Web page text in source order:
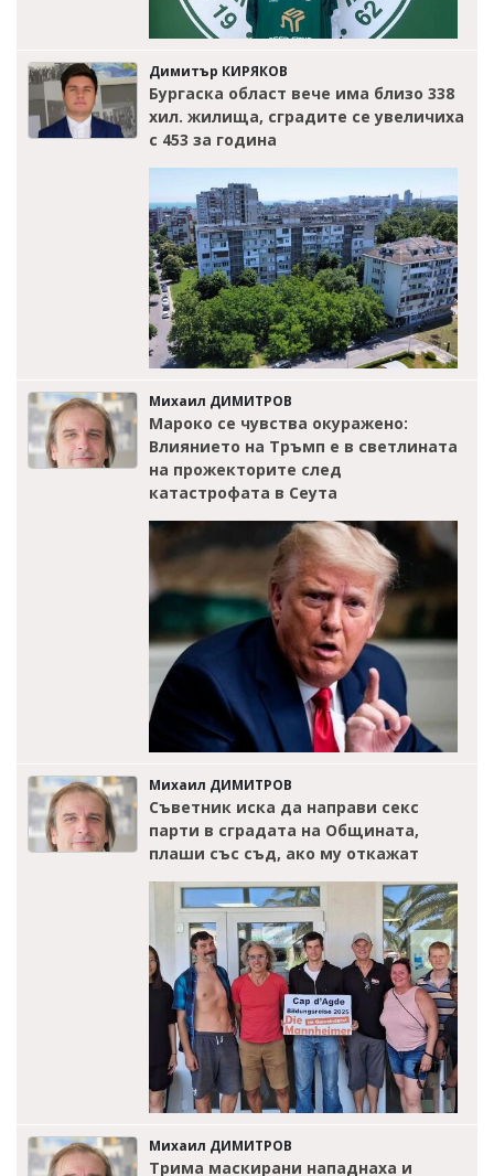
Димитър КИРЯКОВ
Бургаска област вече има близо 338
хил. жилища, сградите се увеличиха
с 453 за година
Михаил ДИМИТРОВ
Мароко се чувства окуражено:
Влиянието на Тръмп е в светлината
на прожекторите след
катастрофата в Сеута
Михаил ДИМИТРОВ
Съветник иска да направи секс
парти в сградата на Общината,
плаши със съд, ако му откажат
Михаил ДИМИТРОВ
Трима маскирани нападнаха и